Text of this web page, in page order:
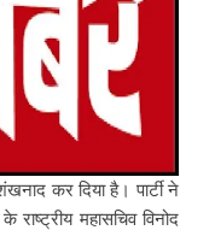
कर दिया है। पार्टी ने
राष्ट्रीय महासचिव विनोद